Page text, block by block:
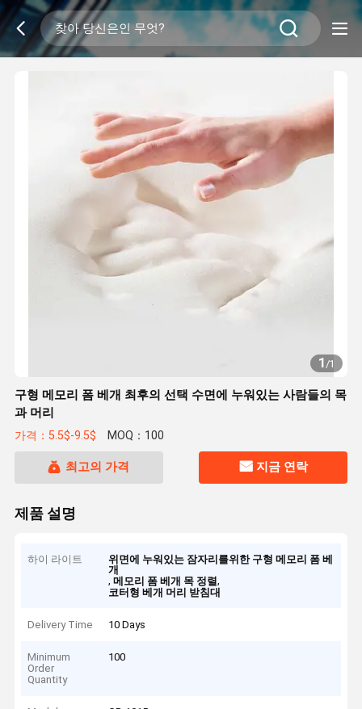
1/1
구형 메모리 폼 베개 최후의 선택 수면에 누워있는 사람들의 목
과 머리
가격：5.5$-9.5$ MOQ：100
최고의 가격 지금 연락
제품 설명
하이 라이트
위면에 누워있는 잠자리를위한 구형 메모리 폼 베
개
,메모리 폼 베개 목 정렬,
코터형 베개 머리 받침대
Delivery Time 10 Days
Minimum
Order
Quantity
100